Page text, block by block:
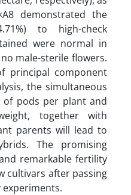
demonstrated the
to high-check
were normal in
male-sterile flowers.
principal component
the simultaneous
pods per plant and
together with
parents will lead to
The promising
remarkable fertility
cultivars after passing